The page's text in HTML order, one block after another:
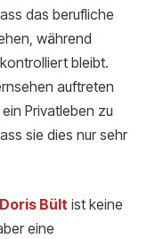
das berufliche
während
bleibt.
auftreten
Privatleben zu
sie dies nur sehr
Doris Bült ist keine
eine